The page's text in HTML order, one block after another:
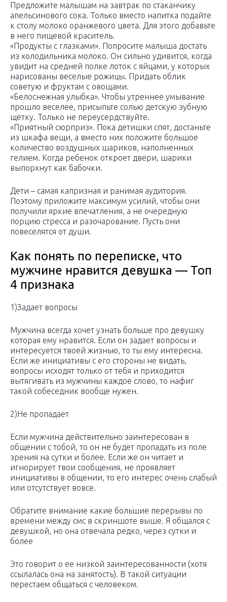
Предложите малышам на завтрак по стаканчику
апельсинового сока. Только вместо напитка подайте
к столу молоко оранжевого цвета. Для этого добавьте
в него пищевой краситель.
«Продукты с глазками». Попросите малыша достать
из холодильника молоко. Он сильно удивится, когда
увидит на средней полке лоток с яйцами, у которых
нарисованы веселые рожицы. Придать облик
советую и фруктам с овощами.
«Белоснежная улыбка». Чтобы утреннее умывание
прошло веселее, присыпьте солью детскую зубную
щетку. Только не переусердствуйте.
«Приятный сюрприз». Пока детишки спят, достаньте
из шкафа вещи, а вместо них положите большое
количество воздушных шариков, наполненных
гелием. Когда ребенок откроет двери, шарики
выпорхнут как бабочки.
Дети – самая капризная и ранимая аудитория.
Поэтому приложите максимум усилий, чтобы они
получили яркие впечатления, а не очередную
порцию стресса и разочарование. Пусть они
повеселятся от души.
Как понять по переписке, что
мужчине нравится девушка — Топ
4 признака
1)Задает вопросы
Мужчина всегда хочет узнать больше про девушку
которая ему нравится. Если он задает вопросы и
интересуется твоей жизнью, то ты ему интересна.
Если же инициативы с его стороны не видать,
вопросы исходят только от тебя и приходится
вытягивать из мужчины каждое слово, то нафиг
такой собеседник вообще нужен.
2)Не пропадает
Если мужчина действительно заинтересован в
общении с тобой, то он не будет пропадать из поле
зрения на сутки и более. Если же он читает и
игнорирует твои сообщения, не проявляет
инициативы в общении, то его интерес очень слабый
или отсутствует вовсе.
Обратите внимание какие большие перерывы по
времени между смс в скриншоте выше. Я общался с
девушкой, но она отвечала редко, через сутки и
более
Это говорит о ее низкой заинтересованности (хотя
ссылалась она на занятость). В такой ситуации
перестаем общаться с человеком.